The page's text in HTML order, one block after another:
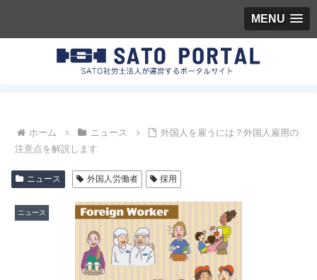
MENU
ホーム ニュース
外国人を雇うには？外国人雇用の
注意点を解説します
ニュース 外国人労働者 採用
ニュース